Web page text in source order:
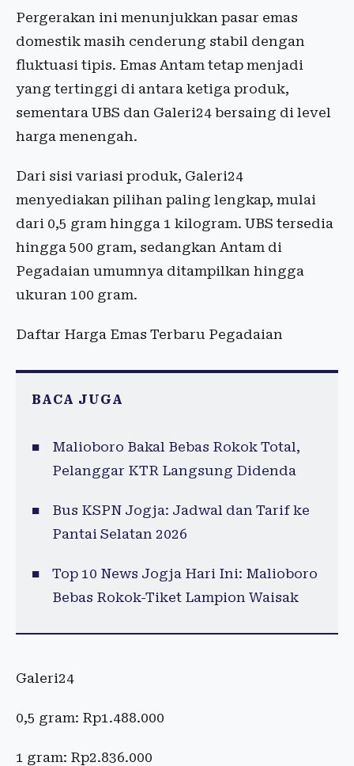
Pergerakan ini menunjukkan pasar emas
domestik masih cenderung stabil dengan
fluktuasi tipis. Emas Antam tetap menjadi
yang tertinggi di antara ketiga produk,
sementara UBS dan Galeri24 bersaing di level
harga menengah.
Dari sisi variasi produk, Galeri24
menyediakan pilihan paling lengkap, mulai
dari 0,5 gram hingga 1 kilogram. UBS tersedia
hingga 500 gram, sedangkan Antam di
Pegadaian umumnya ditampilkan hingga
ukuran 100 gram.
Daftar Harga Emas Terbaru Pegadaian
BACA JUGA
Malioboro Bakal Bebas Rokok Total,
Pelanggar KTR Langsung Didenda
Bus KSPN Jogja: Jadwal dan Tarif ke
Pantai Selatan 2026
Top 10 News Jogja Hari Ini: Malioboro
Bebas Rokok-Tiket Lampion Waisak
Galeri24
0,5 gram: Rp1.488.000
1 gram: Rp2.836.000